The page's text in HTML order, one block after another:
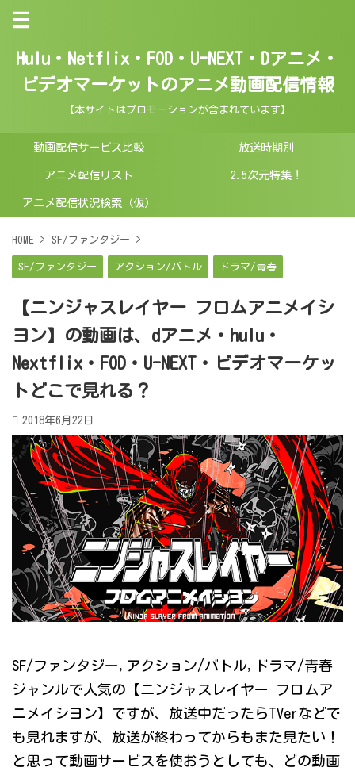
Hulu・Netflix・FOD・U-NEXT・Dアニメ・
ビデオマーケットのアニメ動画配信情報
【本サイトはプロモーションが含まれています】
動画配信サービス比較 放送時期別
アニメ配信リスト 2.5次元特集！
アニメ配信状況検索（仮）
HOME > SF/ファンタジー >
SF/ファンタジー アクション/バトル ドラマ/青春
【ニンジャスレイヤー フロムアニメイシ
ヨン】の動画は、dアニメ・hulu・
Nextflix・FOD・U-NEXT・ビデオマーケッ
トどこで見れる？
2018年6月22日
SF/ファンタジー,アクション/バトル,ドラマ/青春
ジャンルで人気の【ニンジャスレイヤー フロムア
ニメイシヨン】ですが、放送中だったらTVerなどで
も見れますが、放送が終わってからもまた見たい！
と思って動画サービスを使おうとしても、どの動画